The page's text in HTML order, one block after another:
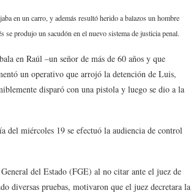
en un carro, y además resultó herido a balazos un hombre
se produjo un sacudón en el nuevo sistema de justicia penal.
en Raúl –un señor de más de 60 años y que
un operativo que arrojó la detención de Luis,
disparó con una pistola y luego se dio a la
del miércoles 19 se efectuó la audiencia de control
del Estado (FGE) al no citar ante el juez de
diversas pruebas, motivaron que el juez decretara la